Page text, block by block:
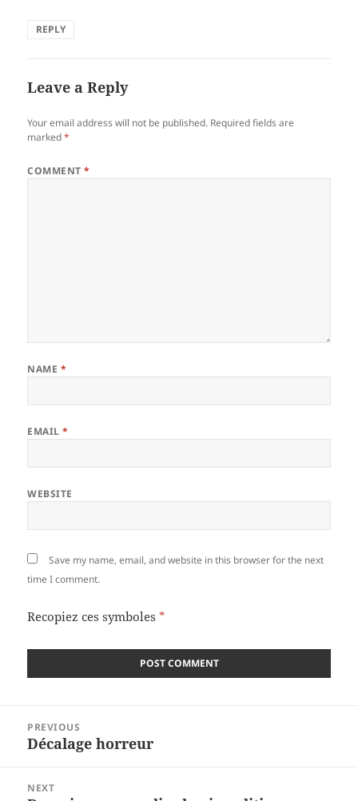
REPLY
Leave a Reply
Your email address will not be published. Required fields are
marked*
COMMENT*
NAME *
EMAIL*
WEBSITE
Save my name, email, and website in this browser for the next
time I comment.
Recopiez ces symboles *
navigation
PREVIOUS
Previous
Décalage horreur
NEXT